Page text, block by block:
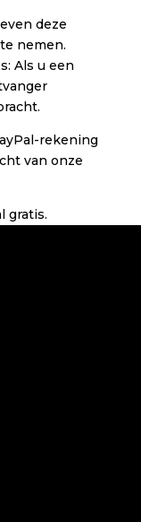
deze
nemen.
Als u een
rekening
van onze
gratis.